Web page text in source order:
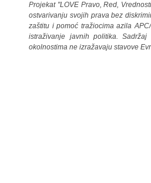
Projekat "LOVE Pravo, Red,
ostvarivanju svojih prava bez
zaštitu i pomoć tražiocima azila
istraživanje javnih politika.
okolnostima ne izražavaju stavove